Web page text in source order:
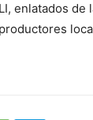
enlatados de